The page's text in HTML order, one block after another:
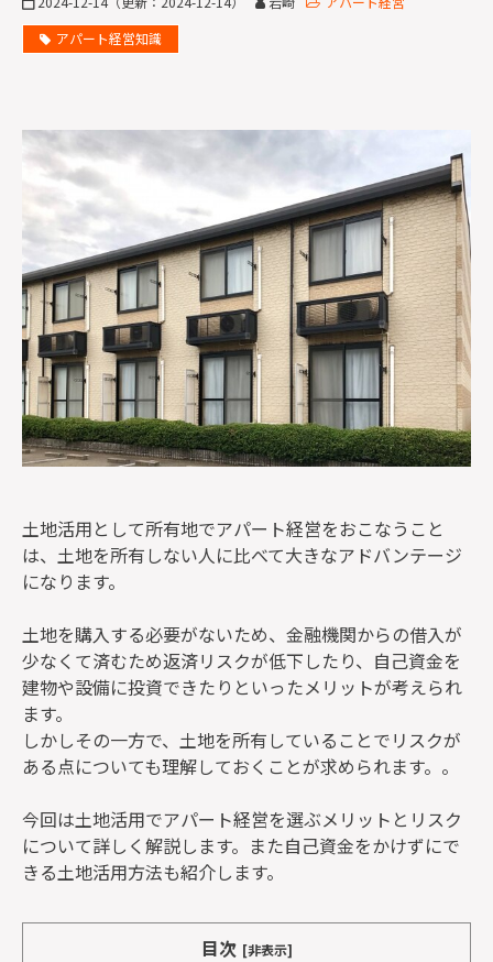
サービス説明動画
アパート経営知識
土地活用として所有地でアパート経営をおこなうこと
は、土地を所有しない人に比べて大きなアドバンテージ
になります。
土地を購入する必要がないため、金融機関からの借入が
少なくて済むため返済リスクが低下したり、自己資金を
建物や設備に投資できたりといったメリットが考えられ
ます。
しかしその一方で、土地を所有していることでリスクが
ある点についても理解しておくことが求められます。。
今回は土地活用でアパート経営を選ぶメリットとリスク
について詳しく解説します。また自己資金をかけずにで
きる土地活用方法も紹介します。
目次 [非表示]